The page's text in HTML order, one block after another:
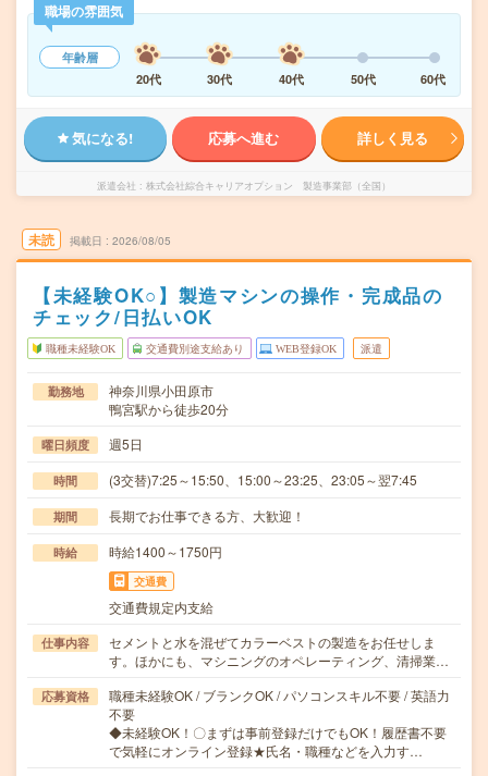
職場の雰囲気
年齢層
20代
30代 40代 50代 60代
気になる! 応募へ進む 詳しく見る
派遣会社 株式会社綜合キャリアオプション 製造事業部（全国）
未読 掲載日 2026/08/05
【未経験OK○】製造マシンの操作・完成品の
チェック/日払いOK
職種未経験OK 交通費別途支給あり WEB登録OK 派遣
勤務地
神奈川県小田原市
鴨宮駅から徒歩20分
曜日頻度 週5日
時間 (3交替)7:25～15:50、15:00～23:25、23:05～翌7:45
期間 長期でお仕事できる方、大歓迎！
時給 時給1400～1750円
交通費
交通費規定内支給
仕事内容
セメントと水を混ぜてカラーベストの製造をお任せしま
す。ほかにも、マシニングのオペレーティング、清掃業…
応募資格
職種未経験OK / ブランクOK / パソコンスキル不要 / 英語力
不要
◆未経験OK！〇まずは事前登録だけでもOK！履歴書不要
で気軽にオンライン登録★氏名・職種などを入力す…